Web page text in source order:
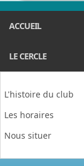
ACCUEIL
LE CERCLE
L'histoire du club
Les horaires
Nous situer